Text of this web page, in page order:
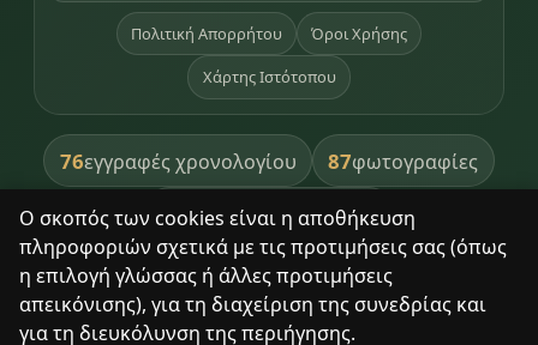
Ο σκοπός των cookies είναι η αποθήκευση
πληροφοριών σχετικά με τις προτιμήσεις σας (όπως
η επιλογή γλώσσας ή άλλες προτιμήσεις
απεικόνισης), για τη διαχείριση της συνεδρίας και
για τη διευκόλυνση της περιήγησης.
Πολιτική Απορρήτου Όροι Χρήσης
Χάρτης Ιστότοπου
76εγγραφές χρονολογίου 87φωτογραφίες
391βιβλία βιβλιοθήκης
8σημεία κληρονομιάς